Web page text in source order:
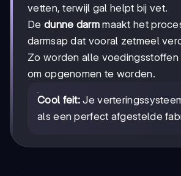
vetten, terwijl gal helpt bij vet.
De dunne darmmaakt het
darmsap dat vooral zetmeel
Zo worden alle
om opgenomen te worden.
Cool feit: Je
als een perfect afgestelde